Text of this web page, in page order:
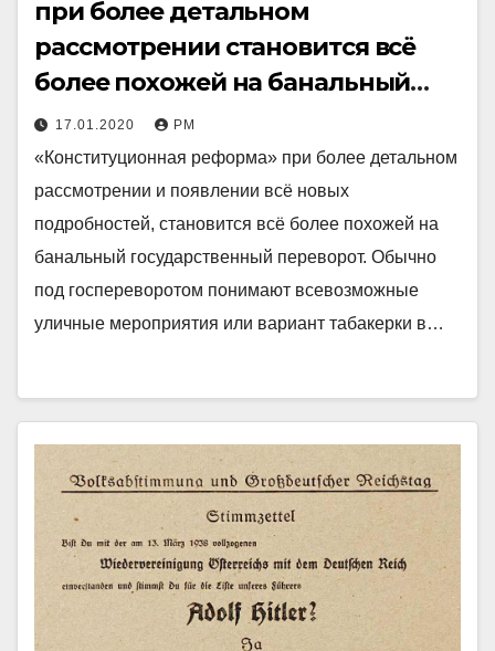
при более детальном
рассмотрении становится всё
более похожей на банальный
государственный переворот
17.01.2020 РМ
«Конституционная реформа» при более детальном
рассмотрении и появлении всё новых
подробностей, становится всё более похожей на
банальный государственный переворот. Обычно
под госпереворотом понимают всевозможные
уличные мероприятия или вариант табакерки в…